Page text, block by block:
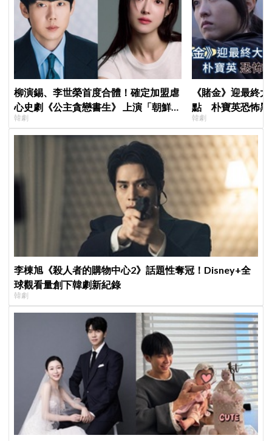
柳演錫、李世榮首度合體！確定加盟虐
心史劇《公主貪戀書生》 上演「朝鮮版
羅密歐與茱麗葉」
韓劇
《賭金》迎最終
點 朴寶英恐怖黑
韓劇
李棟旭《殺人者的購物中心2》話題性奪冠！Disney+全
球觀看量創下韓劇新紀錄
韓劇